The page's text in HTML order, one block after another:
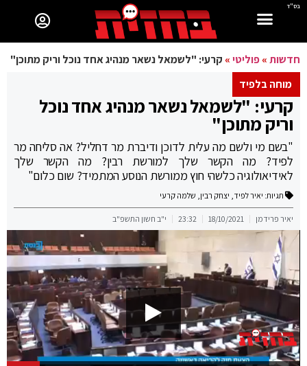
בס"ד
חדשות»פוליטי» קרעי: "לשמאל נשאר מנהיג אחד נוכל וריק מתוכן"
מוחה בלפיד
קרעי: "לשמאל נשאר מנהיג אחד נוכל
וריק מתוכן"
"בשם מי ולשם מה עלית לדוכן ודיברת מר דחליל? אה סליחה מר
לפיד? מה הקשר שלך למורשת רבין? מה הקשר שלך
לאידיאולוגיה כלשהי חוץ ממורשת הנוסע המתמיד? שום כלום"
תגיות: יאיר לפיד, יצחק רבין, שלמה קרעי
יאיר פרידמן 18/10/2021
23:32 י"ב חשון התשפ"ב